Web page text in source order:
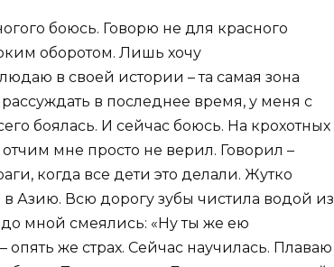
боюсь. Говорю не для красного
оборотом. Лишь хочу
в своей истории – та самая зона
в последнее время, у меня с
боялась. И сейчас боюсь. На крохотных
отчим мне просто не верил. Говорил –
когда все дети это делали. Жутко
в Азию. Всю дорогу зубы чистила водой из
мной смеялись: «Ну ты же ею
же страх. Сейчас научилась. Плаваю